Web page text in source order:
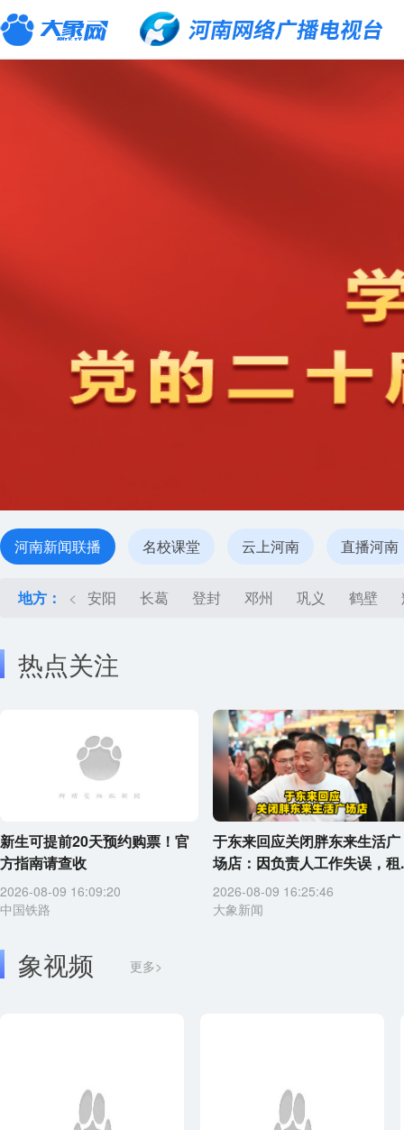
河南新闻联播 名校课堂 云上河南 直播河南
地方： < 安阳 长葛 登封 邓州 巩义 鹤壁
热点关注
新生可提前20天预约购票！官
方指南请查收
2026-08-09 16:09:20
中国铁路
于东来回应关闭胖东来生活广
场店：因负责人工作失误，租
2026-08-09 16:25:46
大象新闻
象视频 更多>